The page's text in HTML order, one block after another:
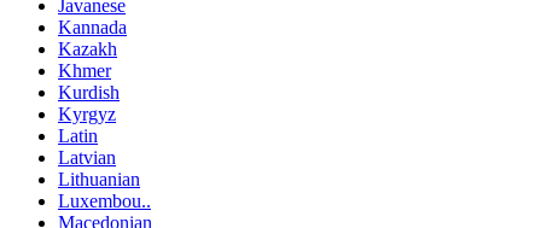
Javanese
Kannada
Kazakh
Khmer
Kurdish
Kyrgyz
Latin
Latvian
Lithuanian
Luxembou..
Macedonian